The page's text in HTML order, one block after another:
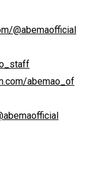
@abemaofficial
abemao_of